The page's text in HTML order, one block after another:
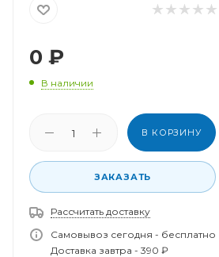
0 ₽
В наличии
В КОРЗИНУ
ЗАКАЗАТЬ
Рассчитать доставку
Самовывоз сегодня - бесплатно
Доставка завтра - 390 ₽
Спасибо за заказ!
В ближайшее время наш менеджер